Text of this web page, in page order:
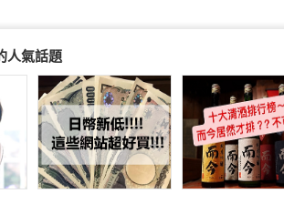
人氣話題